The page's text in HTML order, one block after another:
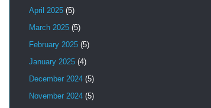
April 2025 (5)
March 2025 (5)
February 2025 (5)
January 2025 (4)
December 2024 (5)
November 2024 (5)